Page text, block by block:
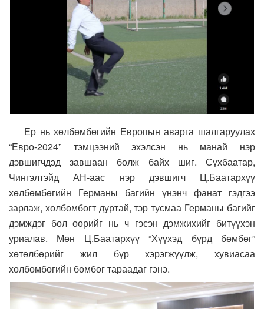
Ер нь хөлбөмбөгийн Европын аварга шалгаруулах
“Евро-2024” тэмцээний эхэлсэн нь манай нэр
дэвшигчдэд завшаан болж байх шиг. Сүхбаатар,
Чингэлтэйд АН-аас нэр дэвшигч Ц.Баатархүү
хөлбөмбөгийн Германы багийн үнэнч фанат гэдгээ
зарлаж, хөлбөмбөгт дуртай, тэр тусмаа Германы багийг
дэмждэг бол өөрийг нь ч гэсэн дэмжихийг битүүхэн
уриалав. Мөн Ц.Баатархүү “Хүүхэд бүрд бөмбөг”
хөтөлбөрийг жил бүр хэрэгжүүлж, хувиасаа
хөлбөмбөгийн бөмбөг тараадаг гэнэ.